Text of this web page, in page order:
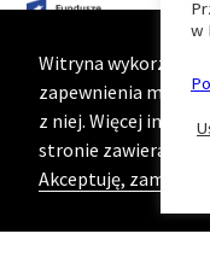
Witryna
zapewnienia
z niej. Więcej
stronie zawierającej
Akceptuję, zamknij
w